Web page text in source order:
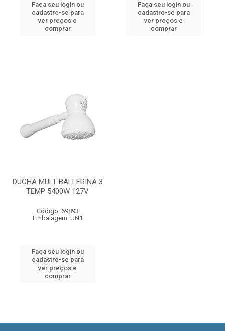
Faça seu login ou
cadastre-se para
ver preços e
comprar
Faça seu login ou
cadastre-se para
ver preços e
comprar
DUCHA MULT BALLERINA 3
TEMP 5400W 127V
Código: 69893
Embalagem: UN1
Faça seu login ou
cadastre-se para
ver preços e
comprar